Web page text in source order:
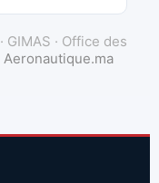
· GIMAS · Office des
Aeronautique.ma